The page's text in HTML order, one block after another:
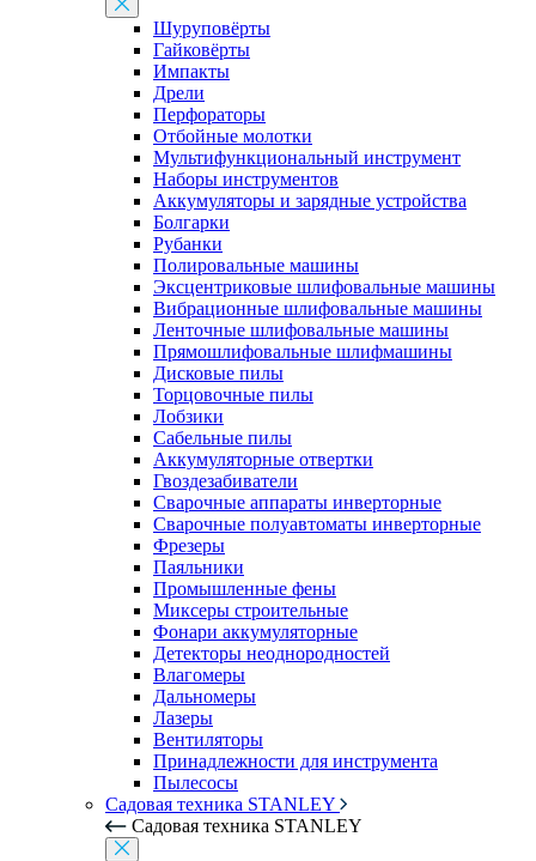
Шуруповёрты
Гайковёрты
Импакты
Дрели
Перфораторы
Отбойные молотки
Мультифункциональный инструмент
Наборы инструментов
Аккумуляторы и зарядные устройства
Болгарки
Рубанки
Полировальные машины
Эксцентриковые шлифовальные машины
Вибрационные шлифовальные машины
Ленточные шлифовальные машины
Прямошлифовальные шлифмашины
Дисковые пилы
Торцовочные пилы
Лобзики
Сабельные пилы
Аккумуляторные отвертки
Гвоздезабиватели
Сварочные аппараты инверторные
Сварочные полуавтоматы инверторные
Фрезеры
Паяльники
Промышленные фены
Миксеры строительные
Фонари аккумуляторные
Детекторы неоднородностей
Влагомеры
Дальномеры
Лазеры
Вентиляторы
Принадлежности для инструмента
Пылесосы
Садовая техника STANLEY
Садовая техника STANLEY